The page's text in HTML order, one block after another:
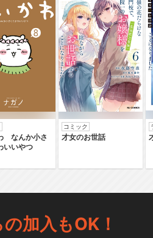
銀河鉄道999
さよなら銀河鉄道999 アンド
ロメダ終着駅
ン 銀河鉄道999 …
メーテルレジェンド 交響
なんか小さ
いいやつ
コミック
才女のお世話
加入もOK！